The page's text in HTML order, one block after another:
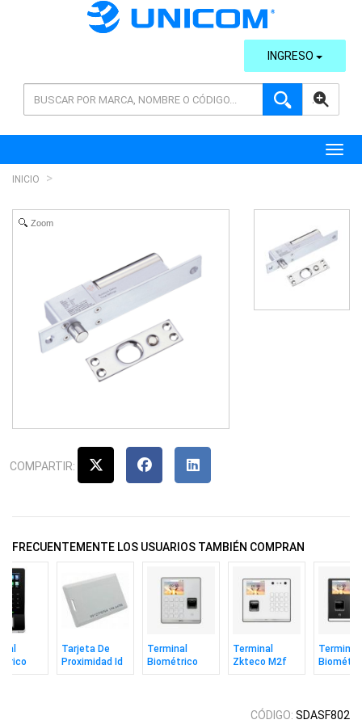
AVANZADA
INGRESO
INICIO
Zoom
COMPARTIR:
FRECUENTEMENTE LOS USUARIOS TAMBIÉN COMPRAN
Tarjeta De
Proximidad Id
125khz Gruesa
Terminal
Biométrico
Zkteco M1
Terminal
Zkteco M2f
Pro-lr Vl Facial
Terminal
Zkteco
CÓDIGO: SDASF802